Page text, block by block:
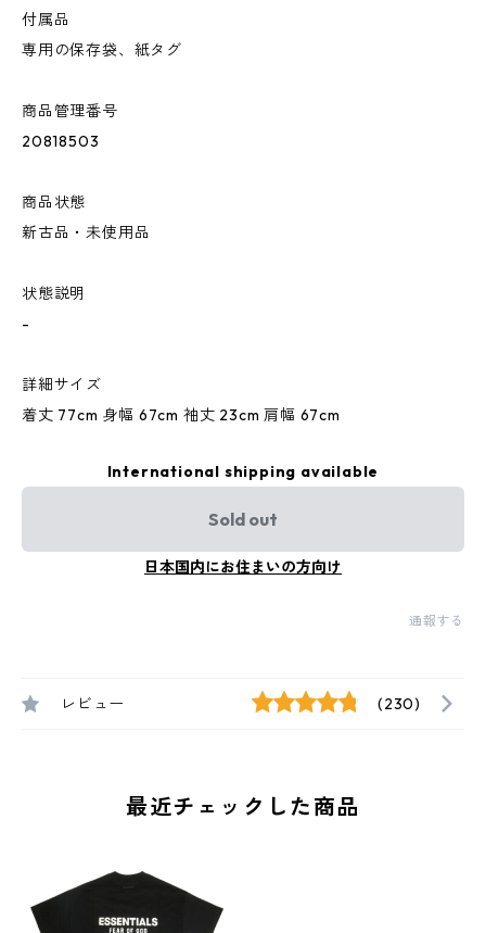
付属品
専用の保存袋、紙タグ
商品管理番号
20818503
商品状態
新古品・未使用品
状態説明
-
詳細サイズ
着丈 77cm 身幅 67cm 袖丈 23cm 肩幅 67cm
International shipping available
Sold out
日本国内にお住まいの方向け
通報する
レビュー (230)
最近チェックした商品